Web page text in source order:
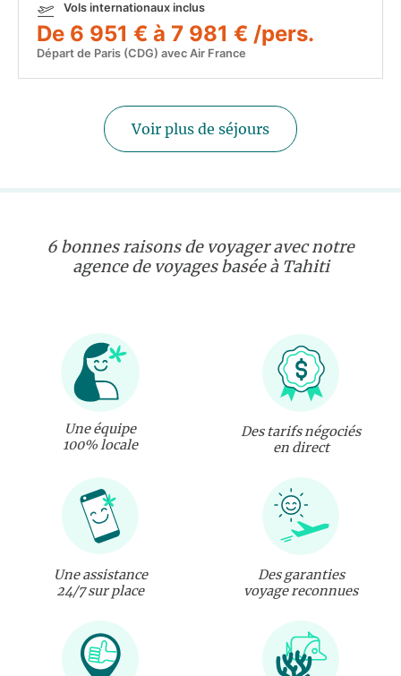
Vols internationaux inclus
De 6 951 € à 7 981 € /pers.
Départ de Paris (CDG) avec Air France
Voir plus de séjours
6 bonnes raisons de voyager avec notre
agence de voyages basée à Tahiti
Une équipe
100% locale
Des tarifs négociés
en direct
Une assistance
24/7 sur place
Des garanties
voyage reconnues